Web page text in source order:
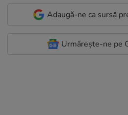
Adaugă-ne ca sursă
Urmărește-ne pe